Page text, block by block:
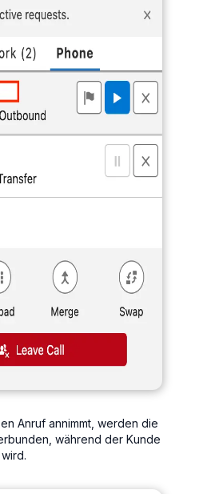
Anruf annimmt, werden die
während der Kunde